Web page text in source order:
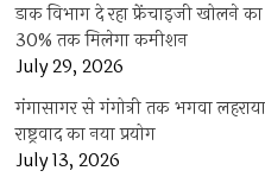
डाक विभाग दे रहा फ्रेंचाइजी खोलने
30% तक मिलेगा कमीशन
July 29, 2026
गंगासागर से गंगोत्री तक भगवा
राष्ट्रवाद का नया प्रयोग
July 13, 2026